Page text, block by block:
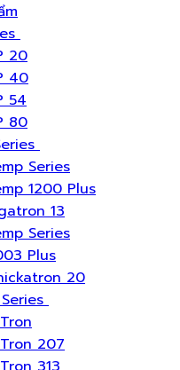
20
40
54
80
Series
1200 Plus
13
Series
Plus
20
207